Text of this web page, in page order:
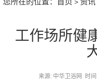
您所在的位置： 首页 > 资讯
工作场所健
来源: 中华卫浴网 时